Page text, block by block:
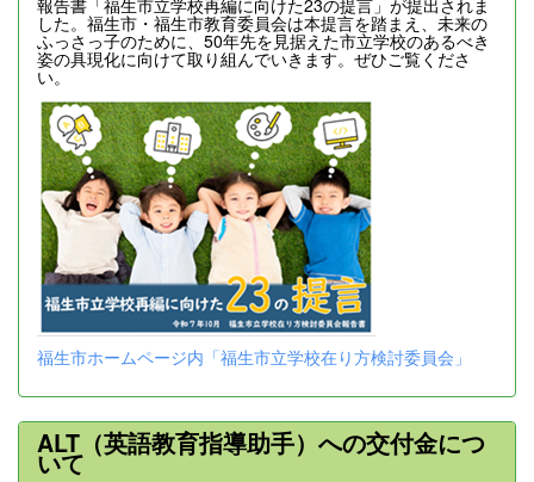
報告書「福生市立学校再編に向けた23の提言」が提出されま
した。福生市・福生市教育委員会は本提言を踏まえ、未来の
ふっさっ子のために、50年先を見据えた市立学校のあるべき
姿の具現化に向けて取り組んでいきます。ぜひご覧くださ
い。
福生市ホームページ内「福生市立学校在り方検討委員会」
ALT（英語教育指導助手）への交付金につ
いて